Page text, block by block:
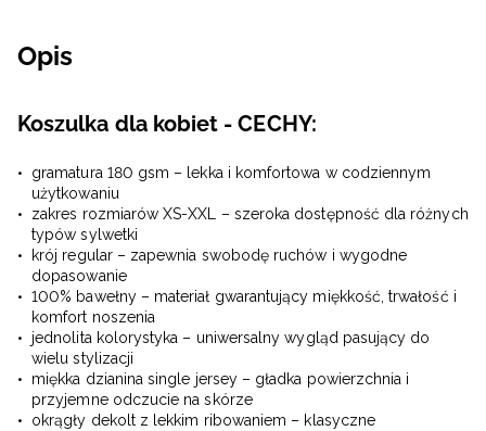
Opis
Koszulka dla kobiet - CECHY:
gramatura 180 gsm – lekka i komfortowa w codziennym
użytkowaniu
zakres rozmiarów XS-XXL – szeroka dostępność dla różnych
typów sylwetki
krój regular – zapewnia swobodę ruchów i wygodne
dopasowanie
100% bawełny – materiał gwarantujący miękkość, trwałość i
komfort noszenia
jednolita kolorystyka – uniwersalny wygląd pasujący do
wielu stylizacji
miękka dzianina single jersey – gładka powierzchnia i
przyjemne odczucie na skórze
okrągły dekolt z lekkim ribowaniem – klasyczne